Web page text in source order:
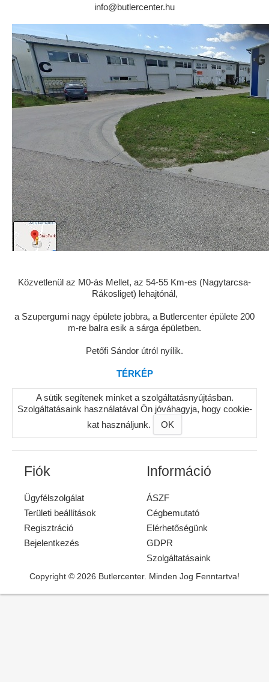
info@butlercenter.hu
Közvetlenül az M0-ás Mellet, az 54-55 Km-es (Nagytarcsa-
Rákosliget) lehajtónál,
a Szupergumi nagy épülete jobbra, a Butlercenter épülete 200
m-re balra esik a sárga épületben.
Petőfi Sándor útról nyílik.
TÉRKÉP
A sütik segítenek minket a szolgáltatásnyújtásban.
Szolgáltatásaink használatával Ön jóváhagyja, hogy cookie-
kat használjunk.
OK
Fiók
Ügyfélszolgálat
Területi beállítások
Regisztráció
Bejelentkezés
Információ
ÁSZF
Cégbemutató
Elérhetőségünk
GDPR
Szolgáltatásaink
Copyright © 2026 Butlercenter. Minden Jog Fenntartva!